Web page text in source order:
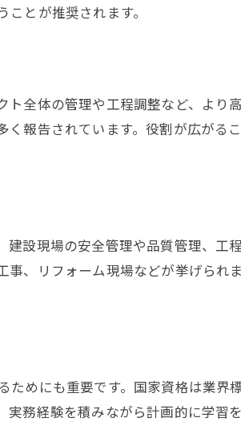
格の魅力
のメリット
技士資格
信頼性
特徴
法
ング
術
上法
とが推奨されます。
全体の管理や工程調整など、より
報告されています。役割が広がる
設現場の安全管理や品質管理、工
、リフォーム現場などが挙げられ
めにも重要です。国家資格は業界
務経験を積みながら計画的に学習